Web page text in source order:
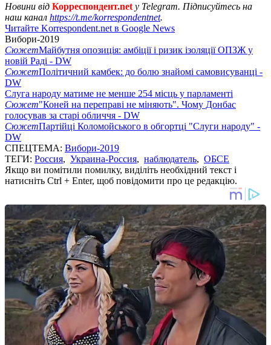
Новини від Корреспондент.net у Telegram. Підписуйтесь на
наш канал https://t.me/korrespondentnet.
Читайте Korrespondent.net в Google News
Вибори-2019
СюжетМайбутня опозиція: амбіції і ризик ізоляції ОПЗЖ у
новій Раді - DW
СюжетПолітичний камбек: до болю знайомі самовисуванці -
DW
Слуга народу матиме не менше 254 місць у парламенті
Сюжет"Коней на переправі не міняють". Чому Донбас
голосував за старі обличчя - DW
СюжетПартійці Коломойського в обгортці "Слуги народу" -
DW
СПЕЦТЕМА: Вибори-2019
ТЕГИ: Россия, Украина-Россия, наблюдатель, ОБСЕ
Якщо ви помітили помилку, виділіть необхідний текст і
натисніть Ctrl + Enter, щоб повідомити про це редакцію.